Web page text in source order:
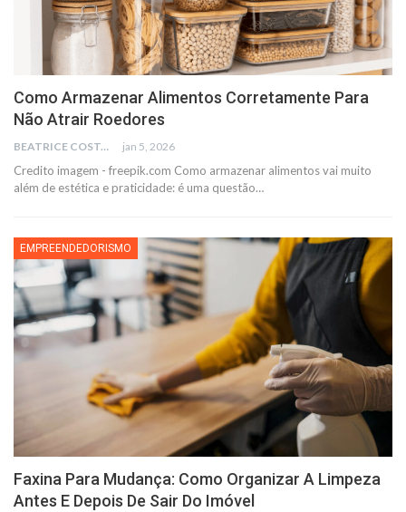
Como Armazenar Alimentos Corretamente Para
Não Atrair Roedores
BEATRICE COSTA jan 5, 2026
Credito imagem - freepik.com Como armazenar alimentos vai muito
além de estética e praticidade: é uma questão…
EMPREENDEDORISMO
Faxina Para Mudança: Como Organizar A Limpeza
Antes E Depois De Sair Do Imóvel